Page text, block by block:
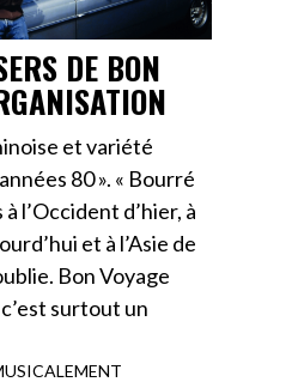
DE BON
et variété
80 ». « Bourré
l’Occident d’hier, à
et à l’Asie de
Bon Voyage
surtout un